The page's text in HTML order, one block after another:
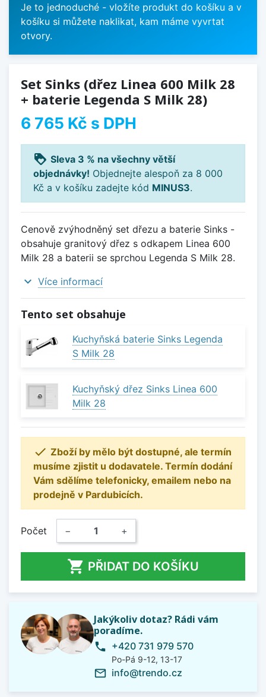
Je to jednoduché - vložíte produkt do košíku a v
košíku si můžete naklikat, kam máme vyvrtat
otvory.
Set Sinks (dřez Linea 600 Milk 28
+ baterie Legenda S Milk 28)
6 765 Kč s DPH
loyalty Sleva 3 % na všechny větší
objednávky! Objednejte alespoň za 8 000
Kč a v košíku zadejte kód MINUS3.
Cenově zvýhodněný set dřezu a baterie Sinks -
obsahuje granitový dřez s odkapem Linea 600
Milk 28 a baterii se sprchou Legenda S Milk 28.
expand_more Více informací
Tento set obsahuje
Kuchyňská baterie Sinks Legenda
S Milk 28
Kuchyňský dřez Sinks Linea 600
Milk 28
 Zboží by mělo být dostupné, ale termín
musíme zjistit u dodavatele. Termín dodání
Vám sdělíme telefonicky, emailem nebo na
prodejně v Pardubicích.
Počet − +
 PŘIDAT DO KOŠÍKU
Jakýkoliv dotaz? Rádi vám
poradíme.
phone +420 731 979 570
Po-Pá 9-12, 13-17
mail_outline info@trendo.cz